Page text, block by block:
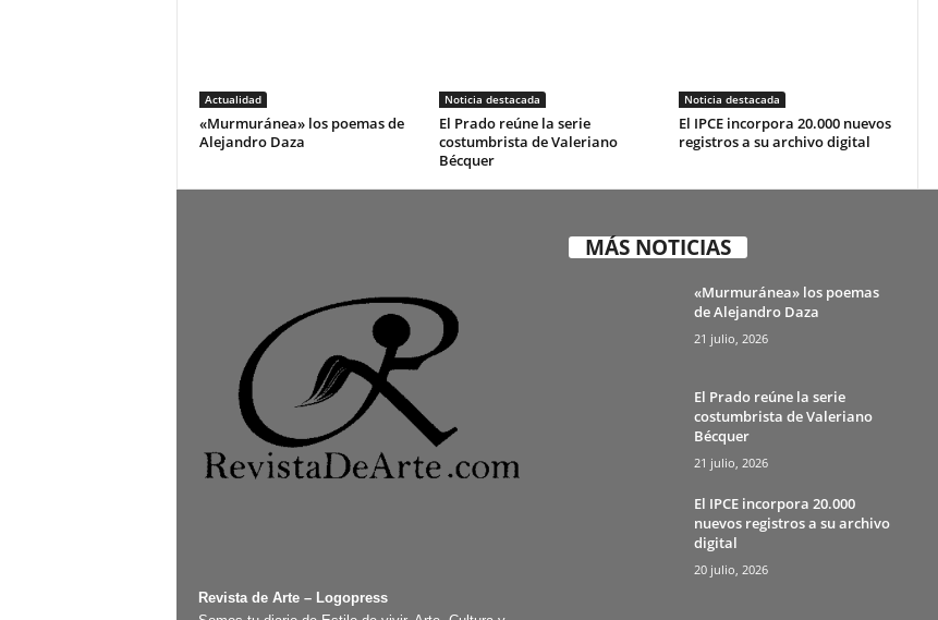
Actualidad
«Murmuránea» los poemas de
Alejandro Daza
Noticia destacada
El Prado reúne la serie
costumbrista de Valeriano
Bécquer
Noticia destacada
El IPCE incorpora 20.000 nuevos
registros a su archivo digital
Revista de Arte – Logopress
MÁS NOTICIAS
«Murmuránea» los poemas
de Alejandro Daza
21 julio, 2026
El Prado reúne la serie
costumbrista de Valeriano
Bécquer
21 julio, 2026
El IPCE incorpora 20.000
nuevos registros a su archivo
digital
20 julio, 2026